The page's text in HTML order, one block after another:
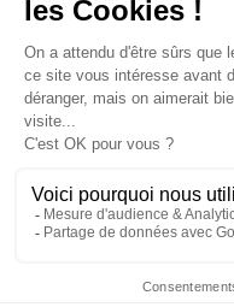
NOS PRODUITS
NOTRE SOCIÉTÉ
INFORMATIONS DE LA
QUESTIONS